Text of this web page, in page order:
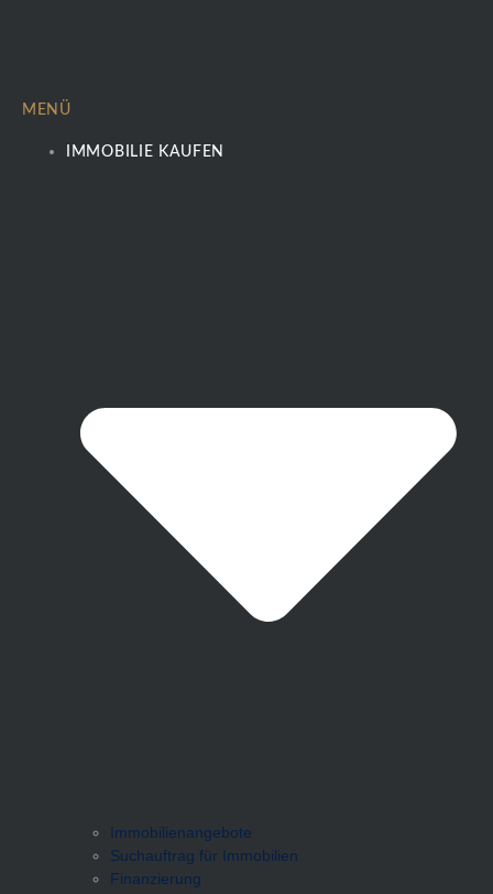
MENÜ
IMMOBILIE KAUFEN
Immobilienangebote
Suchauftrag für Immobilien
Finanzierung